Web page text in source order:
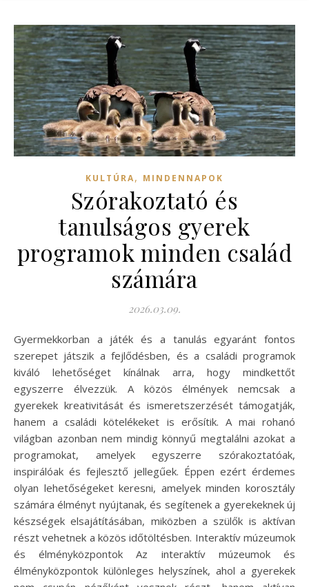
KULTÚRA, MINDENNAPOK
Szórakoztató és
tanulságos gyerek
programok minden család
számára
2026.03.09.
Gyermekkorban a játék és a tanulás egyaránt fontos
szerepet játszik a fejlődésben, és a családi programok
kiváló lehetőséget kínálnak arra, hogy mindkettőt
egyszerre élvezzük. A közös élmények nemcsak a
gyerekek kreativitását és ismeretszerzését támogatják,
hanem a családi kötelékeket is erősítik. A mai rohanó
világban azonban nem mindig könnyű megtalálni azokat a
programokat, amelyek egyszerre szórakoztatóak,
inspirálóak és fejlesztő jellegűek. Éppen ezért érdemes
olyan lehetőségeket keresni, amelyek minden korosztály
számára élményt nyújtanak, és segítenek a gyerekeknek új
készségek elsajátításában, miközben a szülők is aktívan
részt vehetnek a közös időtöltésben. Interaktív múzeumok
és élményközpontok Az interaktív múzeumok és
élményközpontok különleges helyszínek, ahol a gyerekek